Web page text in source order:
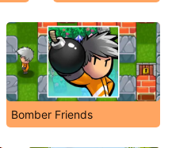
Bomber Friends